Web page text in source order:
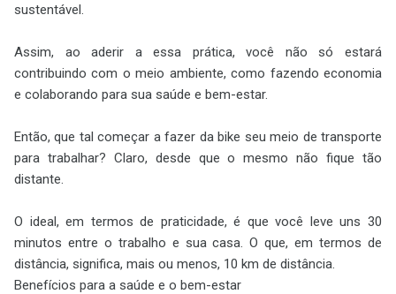
sustentável.
Assim, ao aderir a essa prática, você não só estará
contribuindo com o meio ambiente, como fazendo economia
e colaborando para sua saúde e bem-estar.
Então, que tal começar a fazer da bike seu meio de transporte
para trabalhar? Claro, desde que o mesmo não fique tão
distante.
O ideal, em termos de praticidade, é que você leve uns 30
minutos entre o trabalho e sua casa. O que, em termos de
distância, significa, mais ou menos, 10 km de distância.
Benefícios para a saúde e o bem-estar